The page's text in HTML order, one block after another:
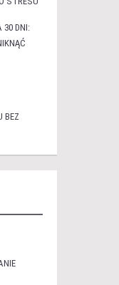
30 DNI:
BEZ